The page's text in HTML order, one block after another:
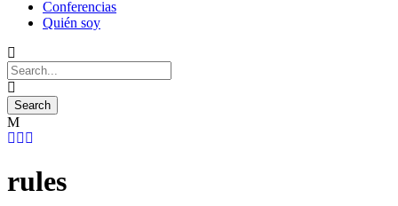
Conferencias
Quién soy
rules